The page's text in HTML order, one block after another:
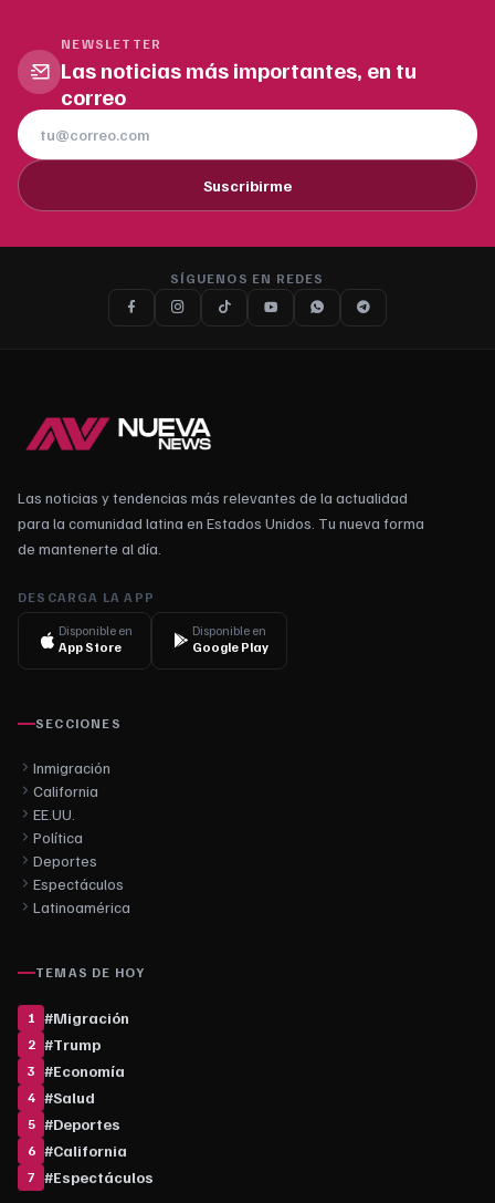
NEWSLETTER
Las noticias más importantes, en tu
correo
Suscribirme
SÍGUENOS EN REDES
Las noticias y tendencias más relevantes de la actualidad
para la comunidad latina en Estados Unidos. Tu nueva forma
de mantenerte al día.
DESCARGA LA APP
Disponible en
App Store
Disponible en
Google Play
SECCIONES
Inmigración
California
EE.UU.
Política
Deportes
Espectáculos
Latinoamérica
TEMAS DE HOY
1 #Migración
2 #Trump
3 #Economía
4 #Salud
5 #Deportes
6 #California
7 #Espectáculos